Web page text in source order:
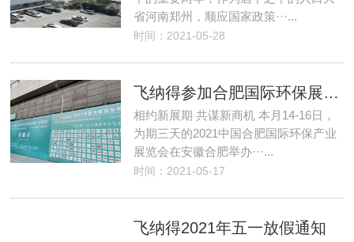
省河南郑州，顺应国家政策···...
时间：2021-05-28
飞纳得参加合肥国际环保展暨合肥水处理展览会......
相约新展期 共谋新商机 本月14-16日，
为期三天的2021中国合肥国际环保产业
展览会在安徽合肥举办···...
时间：2021-05-17
飞纳得2021年五一放假通知